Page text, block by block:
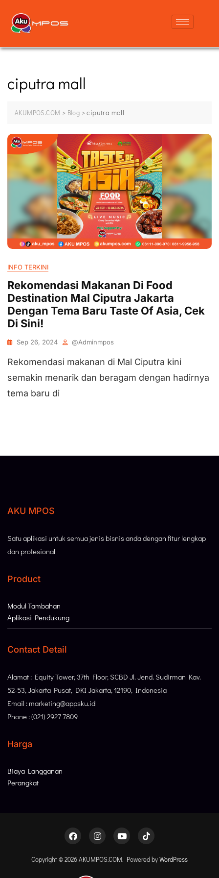
ciputra mall
AKUMPOS.COM > Blog >ciputra mall
INFO TERKINI
Rekomendasi Makanan Di Food
Destination Mal Ciputra Jakarta
Dengan Tema Baru Taste Of Asia, Cek
Di Sini!
Sep 26, 2024 @adminmpos
Rekomendasi makanan di Mal Ciputra kini
semakin menarik dan beragam dengan hadirnya
tema baru di
AKU MPOS
Satu aplikasi untuk semua jenis bisnis anda dengan fitur lengkap
dan profesional
Product
Modul Tambahan
Aplikasi Pendukung
Contact Detail
Alamat : Equity Tower, 37th Floor, SCBD Jl. Jend. Sudirman Kav.
52-53, Jakarta Pusat, DKI Jakarta, 12190, Indonesia
Email : marketing@appsku.id
Phone : (021) 2927 7809
Harga
Biaya Langganan
Perangkat
Copyright © 2026 AKUMPOS.COM. Powered byWordPress